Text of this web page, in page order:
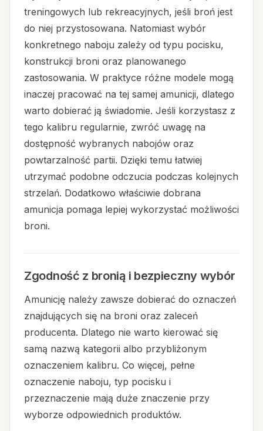
treningowych lub rekreacyjnych, jeśli broń jest
do niej przystosowana. Natomiast wybór
konkretnego naboju zależy od typu pocisku,
konstrukcji broni oraz planowanego
zastosowania. W praktyce różne modele mogą
inaczej pracować na tej samej amunicji, dlatego
warto dobierać ją świadomie. Jeśli korzystasz z
tego kalibru regularnie, zwróć uwagę na
dostępność wybranych nabojów oraz
powtarzalność partii. Dzięki temu łatwiej
utrzymać podobne odczucia podczas kolejnych
strzelań. Dodatkowo właściwie dobrana
amunicja pomaga lepiej wykorzystać możliwości
broni.
Zgodność z bronią i bezpieczny wybór
Amunicję należy zawsze dobierać do oznaczeń
znajdujących się na broni oraz zaleceń
producenta. Dlatego nie warto kierować się
samą nazwą kategorii albo przybliżonym
oznaczeniem kalibru. Co więcej, pełne
oznaczenie naboju, typ pocisku i
przeznaczenie mają duże znaczenie przy
wyborze odpowiednich produktów.